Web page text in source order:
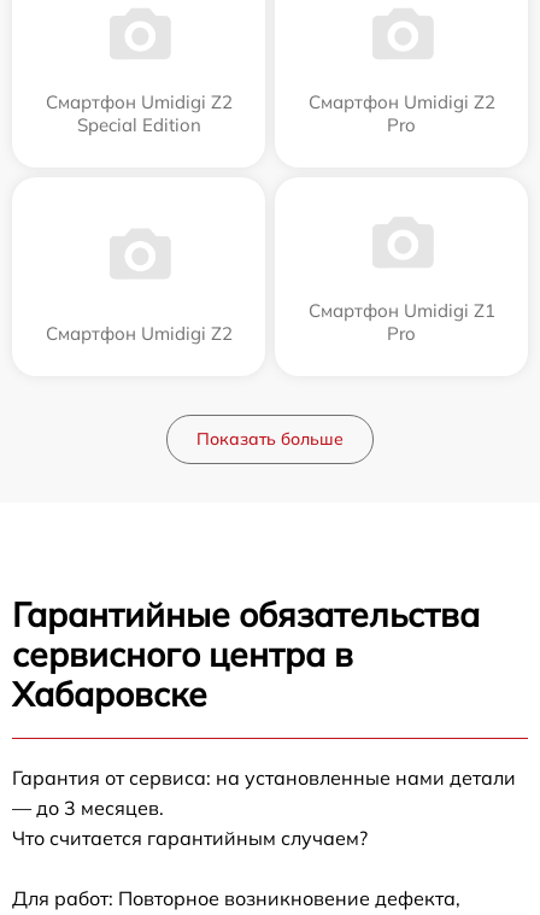
Смартфон Umidigi Z2
Special Edition
Смартфон Umidigi Z2
Pro
Смартфон Umidigi Z2
Смартфон Umidigi Z1
Pro
Показать больше
Гарантийные обязательства
сервисного центра в
Хабаровске
Гарантия от сервиса: на установленные нами детали
— до 3 месяцев.
Что считается гарантийным случаем?
Для работ: Повторное возникновение дефекта,